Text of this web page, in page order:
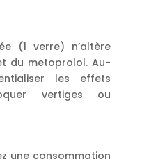
(1 verre) n’altère
du metoprolol. Au-
les effets
vertiges ou
une consommation